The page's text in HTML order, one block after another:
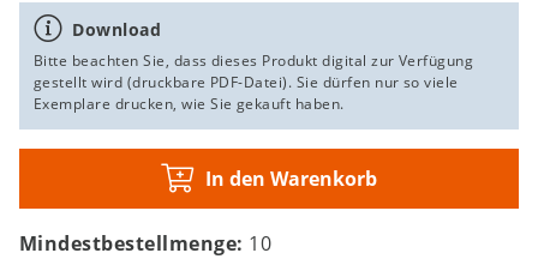
Download
Bitte beachten Sie, dass dieses Produkt digital zur Verfügung
gestellt wird (druckbare PDF-Datei). Sie dürfen nur so viele
Exemplare drucken, wie Sie gekauft haben.
In den Warenkorb
Mindestbestellmenge: 10